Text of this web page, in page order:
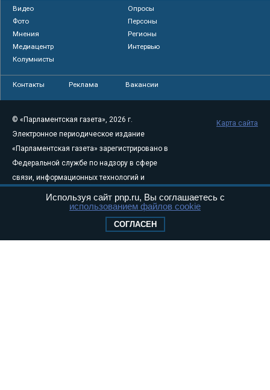
Видео
Опросы
Фото
Персоны
Мнения
Регионы
Медиацентр
Интервью
Колумнисты
Контакты Реклама Вакансии
© «Парламентская газета», 2026 г.
Электронное периодическое издание
«Парламентская газета» зарегистрировано в
Федеральной службе по надзору в сфере
связи, информационных технологий и
массовых коммуникаций (Роскомнадзор) 05
августа 2011 года. 18+
Свидетельство о регистрации Эл № ФС77-
Карта сайта
Используя сайт pnp.ru, Вы соглашаетесь с
использованием файлов cookie
СОГЛАСЕН